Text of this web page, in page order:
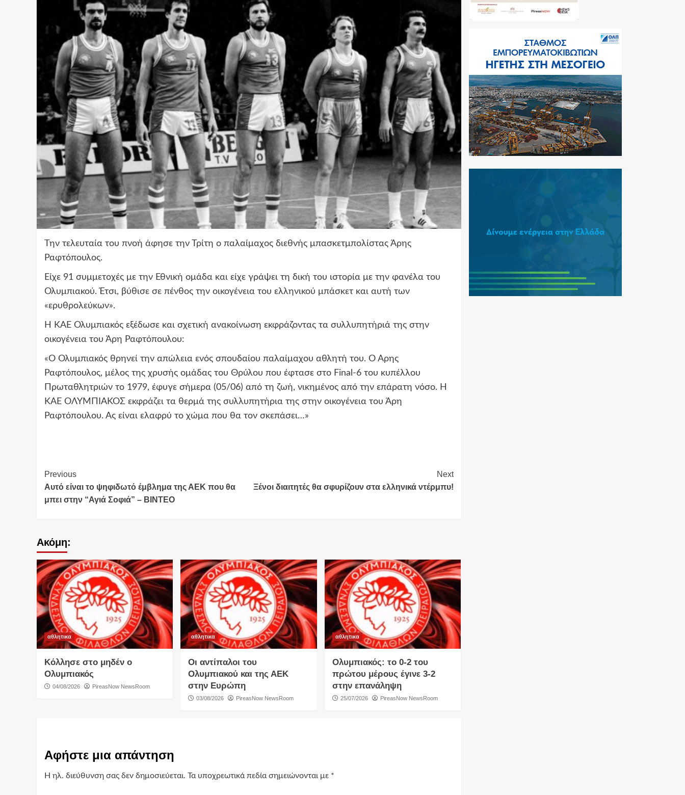
Την τελευταία του πνοή άφησε την Τρίτη ο παλαίμαχος διεθνής μπασκετμπολίστας Άρης
Ραφτόπουλος.
Είχε 91 συμμετοχές με την Εθνική ομάδα και είχε γράψει τη δική του ιστορία με την φανέλα του
Ολυμπιακού. Έτσι, βύθισε σε πένθος την οικογένεια του ελληνικού μπάσκετ και αυτή των
«ερυθρολεύκων».
Η ΚΑΕ Ολυμπιακός εξέδωσε και σχετική ανακοίνωση εκφράζοντας τα συλλυπητήριά της στην
οικογένεια του Άρη Ραφτόπουλου:
«Ο Ολυμπιακός θρηνεί την απώλεια ενός σπουδαίου παλαίμαχου αθλητή του. Ο Άρης
Ραφτόπουλος, μέλος της χρυσής ομάδας του Θρύλου που έφτασε στο Final-6 του κυπέλλου
Πρωταθλητριών το 1979, έφυγε σήμερα (05/06) από τη ζωή, νικημένος από την επάρατη νόσο. Η
ΚΑΕ ΟΛΥΜΠΙΑΚΟΣ εκφράζει τα θερμά της συλλυπητήρια της στην οικογένεια του Άρη
Ραφτόπουλου. Ας είναι ελαφρύ το χώμα που θα τον σκεπάσει…»
Continue
Reading
Previous
Αυτό είναι το ψηφιδωτό έμβλημα της ΑΕΚ που θα
μπει στην “Αγιά Σοφιά” – ΒΙΝΤΕΟ
Next
Ξένοι διαιτητές θα σφυρίζουν στα ελληνικά ντέρμπυ!
Ακόμη:
αθλητικα
Κόλλησε στο μηδέν ο
Ολυμπιακός
04/08/2026 PireasNow NewsRoom
αθλητικα
Οι αντίπαλοι του
Ολυμπιακού και της ΑΕΚ
στην Ευρώπη
03/08/2026 PireasNow NewsRoom
αθλητικα
Ολυμπιακός: το 0-2 του
πρώτου μέρους έγινε 3-2
στην επανάληψη
25/07/2026 PireasNow NewsRoom
Αφήστε μια απάντηση
Η ηλ. διεύθυνση σας δεν δημοσιεύεται. Τα υποχρεωτικά πεδία σημειώνονται με *